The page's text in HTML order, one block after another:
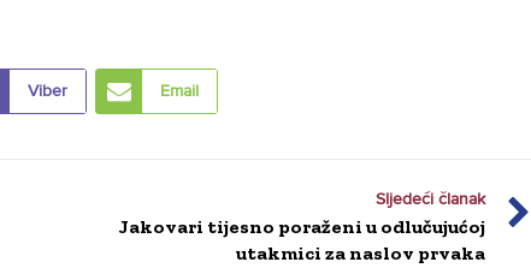
Viber Email
Sljedeći članak
Jakovari tijesno poraženi u odlučujućoj
utakmici za naslov prvaka